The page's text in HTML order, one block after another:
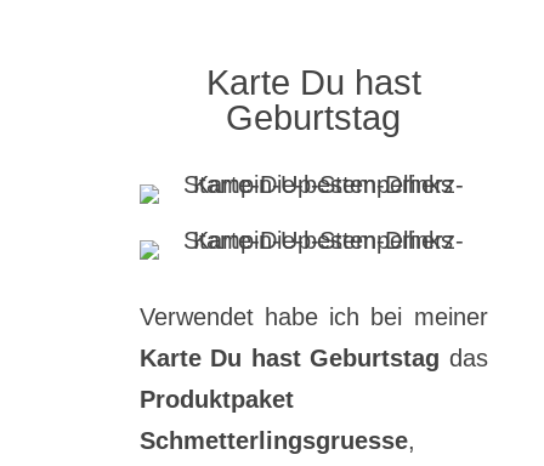
Karte Du hast
Geburtstag
Verwendet habe ich bei meiner
Karte Du hast Geburtstag das
Produktpaket
Schmetterlingsgruesse,